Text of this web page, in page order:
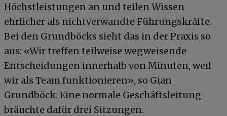
Höchstleistungen an und teilen Wissen
ehrlicher als nichtverwandte Führungskräfte.
Bei den Grundböcks sieht das in der Praxis so
aus: «Wir treffen teilweise wegweisende
Entscheidungen innerhalb von Minuten, weil
wir als Team funktionieren», so Gian
Grundböck. Eine normale Geschäftsleitung
bräuchte dafür drei Sitzungen.